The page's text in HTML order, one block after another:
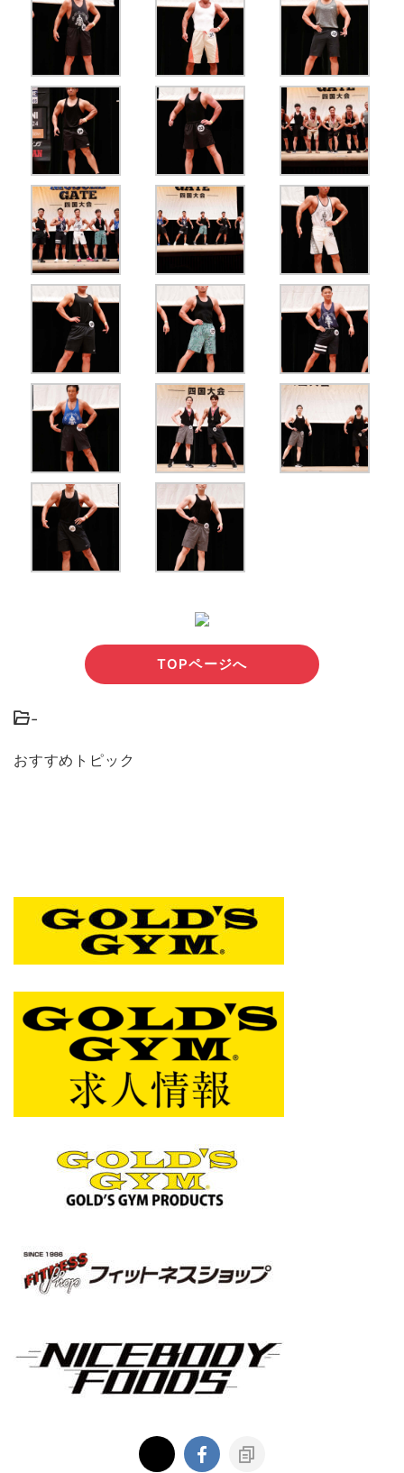
TOPページへ
-
おすすめトピック